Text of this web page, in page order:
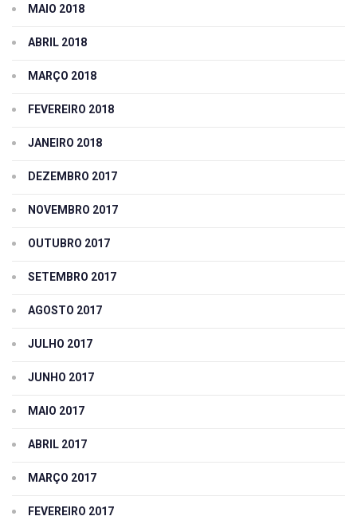
MAIO 2018
ABRIL 2018
MARÇO 2018
FEVEREIRO 2018
JANEIRO 2018
DEZEMBRO 2017
NOVEMBRO 2017
OUTUBRO 2017
SETEMBRO 2017
AGOSTO 2017
JULHO 2017
JUNHO 2017
MAIO 2017
ABRIL 2017
MARÇO 2017
FEVEREIRO 2017